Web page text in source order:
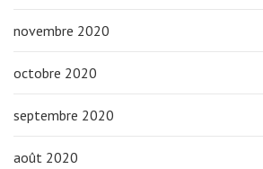
novembre 2020
octobre 2020
septembre 2020
août 2020